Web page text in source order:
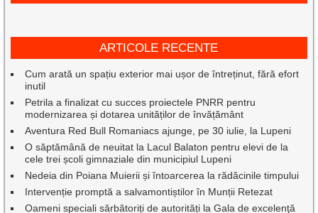
ARTICOLE RECENTE
Cum arată un spațiu exterior mai ușor de întreținut, fără efort
inutil
Petrila a finalizat cu succes proiectele PNRR pentru
modernizarea și dotarea unităților de învățământ
Aventura Red Bull Romaniacs ajunge, pe 30 iulie, la Lupeni
O săptămână de neuitat la Lacul Balaton pentru elevi de la
cele trei școli gimnaziale din municipiul Lupeni
Nedeia din Poiana Muierii și întoarcerea la rădăcinile timpului
Intervenție promptă a salvamontiștilor în Munții Retezat
Oameni speciali sărbătoriți de autorități la Gala de excelenţă